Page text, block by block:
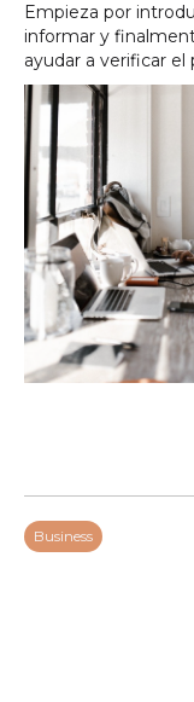
Empieza por
informar y
ayudar a verificar el
Business